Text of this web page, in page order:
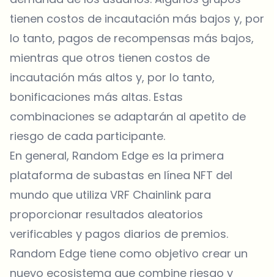
tienen costos de incautación más bajos y, por
lo tanto, pagos de recompensas más bajos,
mientras que otros tienen costos de
incautación más altos y, por lo tanto,
bonificaciones más altas. Estas
combinaciones se adaptarán al apetito de
riesgo de cada participante.
En general, Random Edge es la primera
plataforma de subastas en línea NFT del
mundo que utiliza VRF Chainlink para
proporcionar resultados aleatorios
verificables y pagos diarios de premios.
Random Edge tiene como objetivo crear un
nuevo ecosistema que combine riesgo y